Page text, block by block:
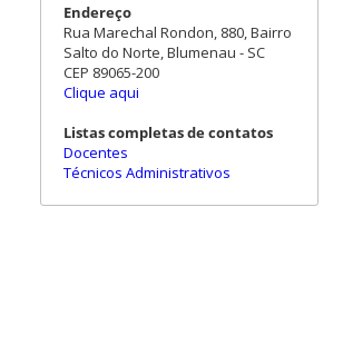
Endereço
Rua Marechal Rondon, 880, Bairro
Salto do Norte, Blumenau - SC
CEP 89065-200
Clique aqui
Listas completas de contatos
Docentes
Técnicos Administrativos